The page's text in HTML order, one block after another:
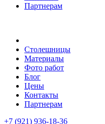
Партнерам
Столешницы
Материалы
Фото работ
Блог
Цены
Контакты
Партнерам
+7 (921) 936-18-36